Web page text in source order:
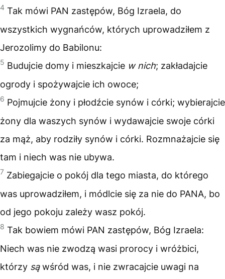
4 Tak mówi PAN zastępów, Bóg Izraela, do
wszystkich wygnańców, których uprowadziłem z
Jerozolimy do Babilonu:
5 Budujcie domy i mieszkajcie w nich; zakładajcie
ogrody i spożywajcie ich owoce;
6 Pojmujcie żony i płodźcie synów i córki; wybierajcie
żony dla waszych synów i wydawajcie swoje córki
za mąż, aby rodziły synów i córki. Rozmnażajcie się
tam i niech was nie ubywa.
7 Zabiegajcie o pokój dla tego miasta, do którego
was uprowadziłem, i módlcie się za nie do PANA, bo
od jego pokoju zależy wasz pokój.
8 Tak bowiem mówi PAN zastępów, Bóg Izraela:
Niech was nie zwodzą wasi prorocy i wróżbici,
którzy sąwśród was, i nie zwracajcie uwagi na